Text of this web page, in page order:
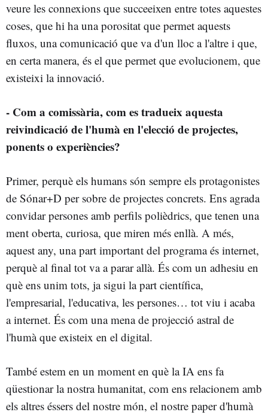
veure les connexions que succeeixen entre totes aquestes
coses, que hi ha una porositat que permet aquests
fluxos, una comunicació que va d'un lloc a l'altre i que,
en certa manera, és el que permet que evolucionem, que
existeixi la innovació.
- Com a comissària, com es tradueix aquesta
reivindicació de l'humà en l'elecció de projectes,
ponents o experiències?
Primer, perquè els humans són sempre els protagonistes
de Sónar+D per sobre de projectes concrets. Ens agrada
convidar persones amb perfils polièdrics, que tenen una
ment oberta, curiosa, que miren més enllà. A més,
aquest any, una part important del programa és internet,
perquè al final tot va a parar allà. És com un adhesiu en
què ens unim tots, ja sigui la part científica,
l'empresarial, l'educativa, les persones… tot viu i acaba
a internet. És com una mena de projecció astral de
l'humà que existeix en el digital.
També estem en un moment en què la IA ens fa
qüestionar la nostra humanitat, com ens relacionem amb
els altres éssers del nostre món, el nostre paper d'humà